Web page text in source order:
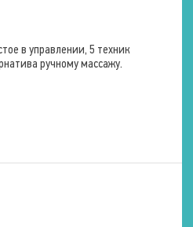
52 см.
54 см.
в управлении, 5 техник
ручному массажу.